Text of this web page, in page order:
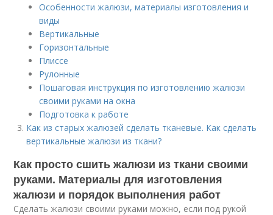
Особенности жалюзи, материалы изготовления и
виды
Вертикальные
Горизонтальные
Плиссе
Рулонные
Пошаговая инструкция по изготовлению жалюзи
своими руками на окна
Подготовка к работе
Как из старых жалюзей сделать тканевые. Как сделать
вертикальные жалюзи из ткани?
Как просто сшить жалюзи из ткани своими
руками. Материалы для изготовления
жалюзи и порядок выполнения работ
Сделать жалюзи своими руками можно, если под рукой